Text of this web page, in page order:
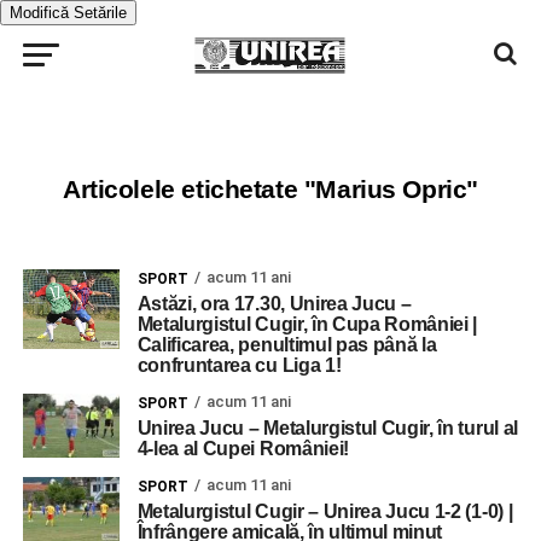
Modifică Setările
Articolele etichetate "Marius Opric"
SPORT acum 11 ani
Astăzi, ora 17.30, Unirea Jucu –
Metalurgistul Cugir, în Cupa României |
Calificarea, penultimul pas până la
confruntarea cu Liga 1!
SPORT acum 11 ani
Unirea Jucu – Metalurgistul Cugir, în turul al
4-lea al Cupei României!
SPORT acum 11 ani
Metalurgistul Cugir – Unirea Jucu 1-2 (1-0) |
Înfrângere amicală, în ultimul minut